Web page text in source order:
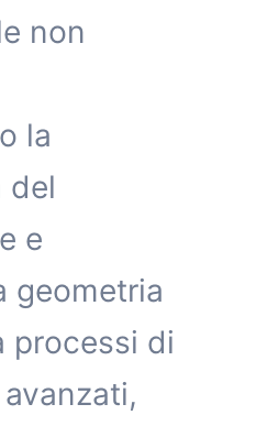
non
la
del
e
geometria
processi di